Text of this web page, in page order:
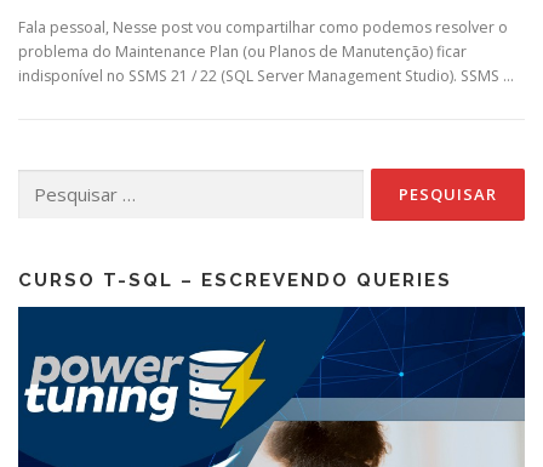
Fala pessoal, Nesse post vou compartilhar como podemos resolver o
problema do Maintenance Plan (ou Planos de Manutenção) ficar
indisponível no SSMS 21 / 22 (SQL Server Management Studio). SSMS …
por:
CURSO T-SQL – ESCREVENDO QUERIES